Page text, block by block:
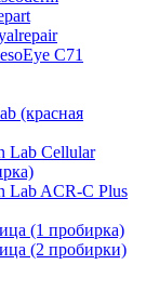
C71
(красная
Lab Cellular
Lab ACR-C Plus
(1 пробирка)
(2 пробирки)